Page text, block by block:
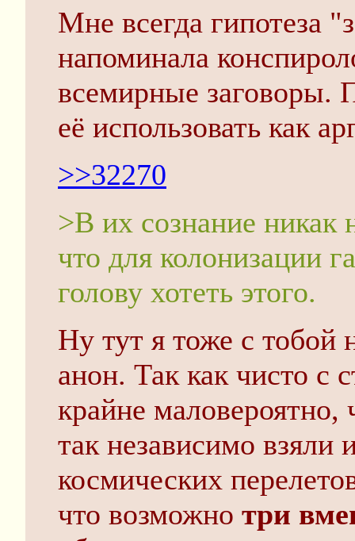
Мне всегда гипотеза
напоминала
всемирные заговоры.
её использовать как
>>32270
>В их сознание
что для колонизации
голову хотеть этого.
Ну тут я тоже с тобой
анон. Так как чисто с
крайне маловероятно,
так независимо взяли
космических
что возможно три